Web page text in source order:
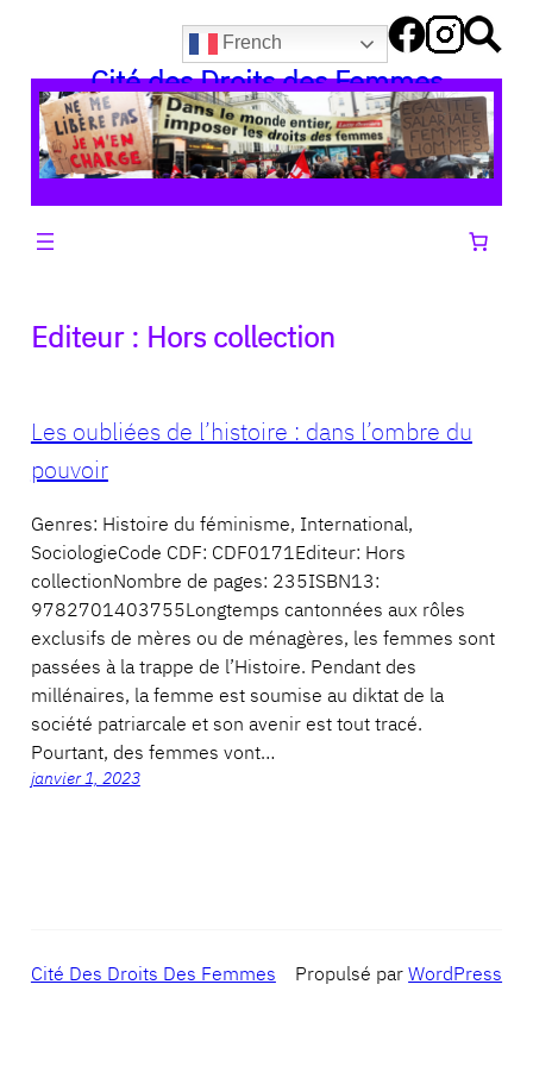
contenu
French
Cité des Droits des Femmes
Editeur : Hors collection
Les oubliées de l’histoire : dans l’ombre du
pouvoir
Genres: Histoire du féminisme, International,
SociologieCode CDF: CDF0171Editeur: Hors
collectionNombre de pages: 235ISBN13:
9782701403755Longtemps cantonnées aux rôles
exclusifs de mères ou de ménagères, les femmes sont
passées à la trappe de l’Histoire. Pendant des
millénaires, la femme est soumise au diktat de la
société patriarcale et son avenir est tout tracé.
Pourtant, des femmes vont…
janvier 1, 2023
Cité Des Droits Des Femmes Propulsé parWordPress